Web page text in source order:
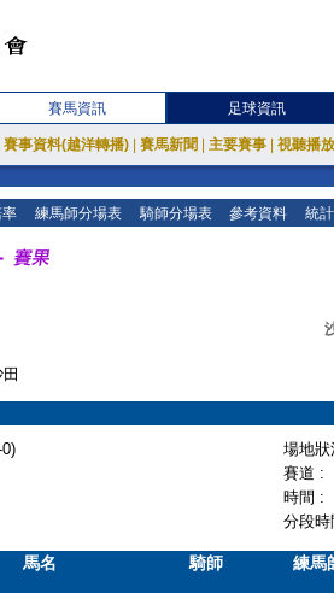
賽馬資訊 足球資訊
賽事資料(越洋轉播) 賽馬新聞 主要賽事 視聽播
率 練馬師分場表 騎師分場表 參考資料 統
場地
賽道 :
時間 :
分段
馬名 騎師 練馬